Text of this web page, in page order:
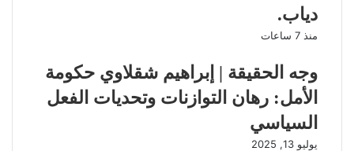
دياب. ​
منذ 7 ساعات
وجه الحقيقة | إبراهيم شقلاوي حكومة
الأمل: رهان التوازنات وتحديات الفعل
السياسي
يوليو 13, 2025